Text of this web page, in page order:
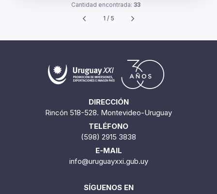
Cantidad encontrada: 33
1 / 5
DIRECCIÓN
Rincón 518-528. Montevideo-Uruguay
TELÉFONO
(598) 2915 3838
E-MAIL
info@uruguayxxi.gub.uy
SÍGUENOS EN